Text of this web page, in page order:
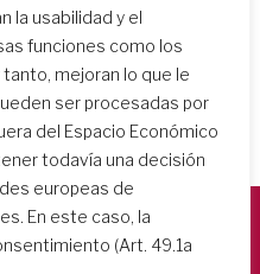
la usabilidad y el
funciones como los
mejoran lo que le
ser procesadas por
del Espacio Económico
todavía una decisión
europeas de
En este caso, la
(Art. 49.1a
Cuore